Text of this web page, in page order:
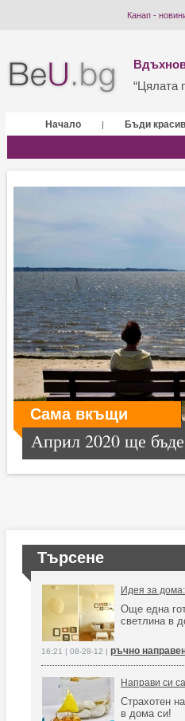
Канап -
“Цялата
Начало | Бъди
Сама вкъщи
Април 2020 ще
Търсене
Идея за
Още една
светлина в
16:21 | 08-28-12 | ръчно
Направи си
Страхотен
в дома си!